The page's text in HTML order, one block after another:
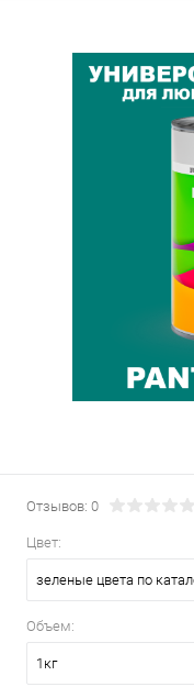
Отзывов: 0
Цвет:
зеленые цвета по
Объем:
1кг